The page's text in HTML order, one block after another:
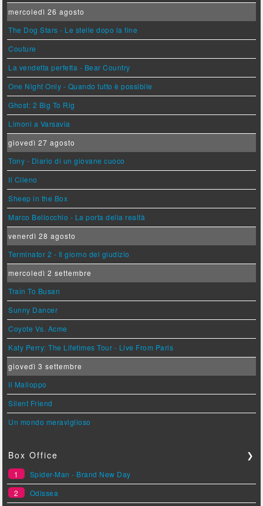
mercoledì 26 agosto
The Dog Stars - Le stelle dopo la fine
Couture
La vendetta perfetta - Bear Country
One Night Only - Quando tutto è possibile
Ghost: 2 Big To Rig
Limoni a Varsavia
giovedì 27 agosto
Tony - Diario di un giovane cuoco
Il Cileno
Sheep in the Box
Marco Bellocchio - La porta della realtà
venerdì 28 agosto
Terminator 2 - Il giorno del giudizio
mercoledì 2 settembre
Train To Busan
Sunny Dancer
Coyote Vs. Acme
Katy Perry: The Lifetimes Tour - Live From Paris
giovedì 3 settembre
Il Malloppo
Silent Friend
Un mondo meraviglioso
Box Office ❯
1
Spider-Man - Brand New Day
2
Odissea